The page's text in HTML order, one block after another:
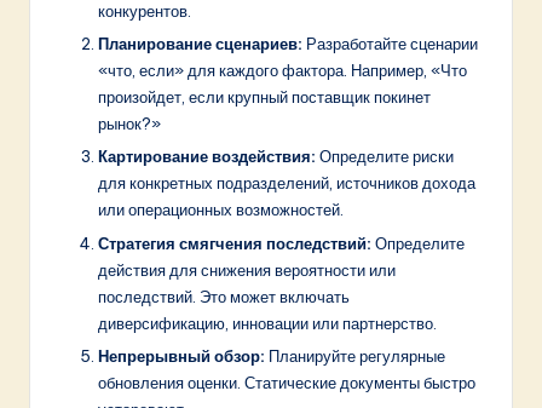
конкурентов.
Планирование сценариев: Разработайте сценарии
«что, если» для каждого фактора. Например, «Что
произойдет, если крупный поставщик покинет
рынок?»
Картирование воздействия: Определите риски
для конкретных подразделений, источников дохода
или операционных возможностей.
Стратегия смягчения последствий: Определите
действия для снижения вероятности или
последствий. Это может включать
диверсификацию, инновации или партнерство.
Непрерывный обзор: Планируйте регулярные
обновления оценки. Статические документы быстро